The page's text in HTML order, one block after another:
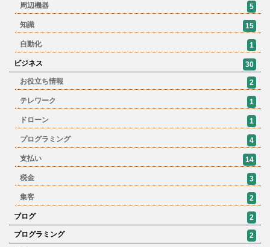
周辺機器 5
知識 15
自動化 1
ビジネス
30
お役立ち情報
2
テレワーク 1
ドローン 1
プログラミング 4
支払い 14
税金 3
集客 2
ブログ
2
プログラミング
2